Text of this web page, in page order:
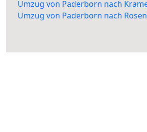
Umzug von Paderborn nach
Umzug von Paderborn nach